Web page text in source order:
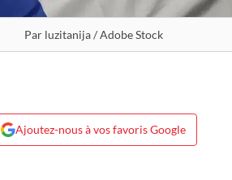
Par luzitanija / Adobe Stock
Ajoutez-nous à vos favoris Google